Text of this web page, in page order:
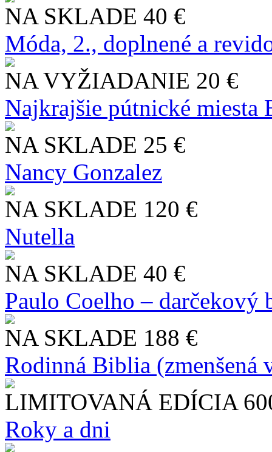
NA SKLADE 40 €
Móda, 2., doplnené a
NA VYŽIADANIE 20 €
Najkrajšie pútnické miesta
NA SKLADE 25 €
Nancy Gonzalez
NA SKLADE 120 €
Nutella
NA SKLADE 40 €
Paulo Coelho – darčekový
NA SKLADE 188 €
Rodinná Biblia (zmenšená
LIMITOVANÁ EDÍCIA
Roky a dni